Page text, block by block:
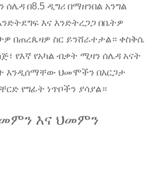
በ8.5 ዲግሪ በማዘንበል አንግል
እና እንድትረጋጋ በቤትዎ
በጠረጴዛዎ ስር ይንሸራተታል። ቀስቅሴ
የእኛ የአካል ብቃት ሚዛን ሰሌዳ አናት
እንዲሰማቸው ህመሞችን በእርጋታ
የግፊት ነጥቦችን ያሳያል።
እና ህመምን